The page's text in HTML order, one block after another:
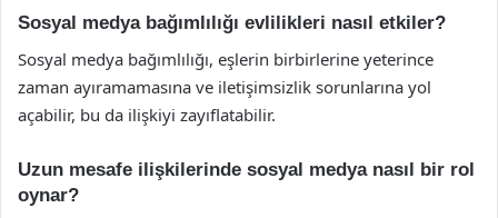
Sosyal medya bağımlılığı evlilikleri nasıl etkiler?
Sosyal medya bağımlılığı, eşlerin birbirlerine yeterince
zaman ayıramamasına ve iletişimsizlik sorunlarına yol
açabilir, bu da ilişkiyi zayıflatabilir.
Uzun mesafe ilişkilerinde sosyal medya nasıl bir rol
oynar?